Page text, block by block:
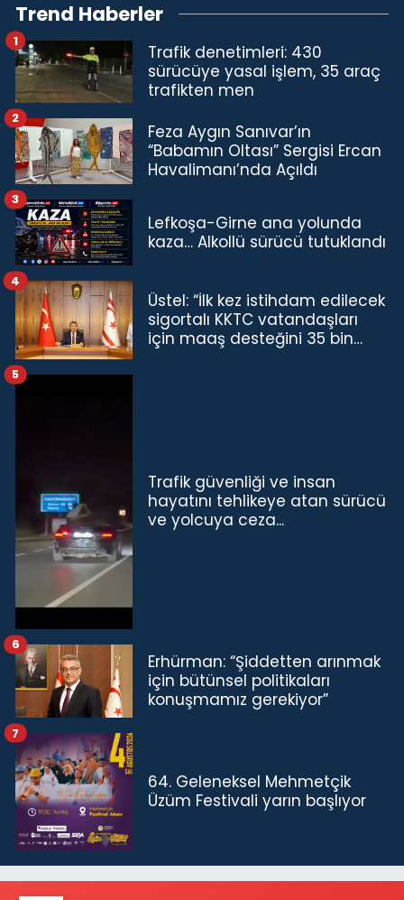
Trend Haberler
Trafik denetimleri: 430
sürücüye yasal işlem, 35 araç
trafikten men
1
Feza Aygın Sanıvar’ın
“Babamın Oltası” Sergisi Ercan
Havalimanı’nda Açıldı
2
Lefkoşa-Girne ana yolunda
kaza… Alkollü sürücü tutuklandı
3
Üstel: “İlk kez istihdam edilecek
sigortalı KKTC vatandaşları
için maaş desteğini 35 bin
4
Trafik güvenliği ve insan
hayatını tehlikeye atan sürücü
ve yolcuya ceza...
5
Erhürman: “Şiddetten arınmak
için bütünsel politikaları
konuşmamız gerekiyor”
6
64. Geleneksel Mehmetçik
Üzüm Festivali yarın başlıyor
7